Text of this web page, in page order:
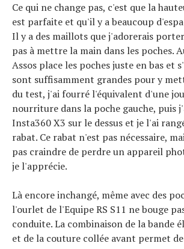
Ce qui ne change pas, c'est que la
est parfaite et qu'il y a beaucoup
Il y a des maillots que j'adorerais
pas à mettre la main dans les poches.
Assos place les poches juste en bas et
sont suffisamment grandes pour y
du test, j'ai fourré l'équivalent d'une
nourriture dans la poche gauche, puis
Insta360 X3 sur le dessus et je l'ai
rabat. Ce rabat n'est pas nécessaire,
pas craindre de perdre un appareil
je l'apprécie.
Là encore inchangé, même avec des
l'ourlet de l'Equipe RS S11 ne bouge
conduite. La combinaison de la bande
et de la couture collée avant permet